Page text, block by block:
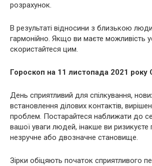
розрахунок.
В результаті відносини з близькою
гармонійно. Якщо ви маєте можливість
скористайтеся цим.
Гороскоп на 11 листопада 2021 року
День сприятливий для спілкування,
встановлення ділових контактів,
проблем. Постарайтеся наближати до
вашої уваги людей, інакше ви ризикуєте
незручне або двозначне становище.
Зірки обіцяють початок сприятливого